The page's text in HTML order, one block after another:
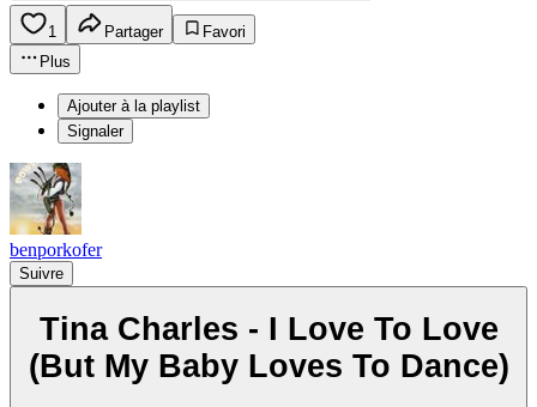
1 Partager
Favori
Plus
Ajouter à la playlist
Signaler
benporkofer
Suivre
Tina Charles - I Love To Love
(But My Baby Loves To Dance)